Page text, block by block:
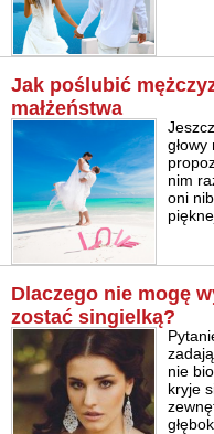
Jak poślubić
małżeństwa
nim
oni
Dlaczego nie mogę
zostać singielką?
nie
kryje